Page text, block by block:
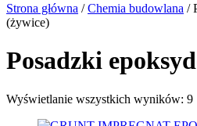
Strona główna /Chemia budowlana /
(żywice)
Posadzki
Wyświetlanie wszystkich wyników: 9